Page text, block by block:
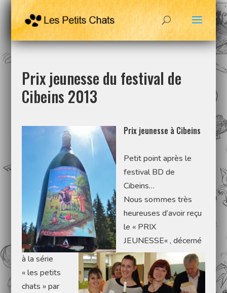
Prix jeunesse du festival de
Cibeins 2013
Prix jeunesse à Cibeins
Petit point après le
festival BD de
Cibeins…
Nous sommes très
heureuses d’avoir reçu
le « PRIX
JEUNESSE« , décerné
à la série
« les petits
chats » par